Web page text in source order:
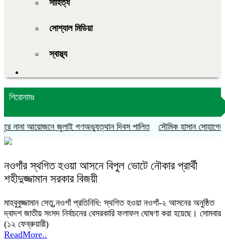
সাহিত্য
সোশ্যাল মিডিয়া
স্বাস্থ্য
শিরোনামঃ
নানা আয়োজনে জুলাই গণঅভ্যুত্থান দিবস পালিত সৌমিক হাসান সোহাগের
নওগাঁর স্থগিত হওয়া আসনে বিপুল ভোটে নৌকার প্রার্থী
শহীদুজ্জামান সরকার বিজয়ী
মাহবুবুজ্জামান সেতু,নওগাঁ প্রতিনিধি: স্থগিত হওয়া নওগাঁ-২ আসনের অনুষ্ঠিত
দ্বাদশ জাতীয় সংসদ নির্বাচনের বেসরকারি ফলাফল ঘোষণা করা হয়েছে। সোমবার
(১২ ফেব্রুয়ারী)
ReadMore..